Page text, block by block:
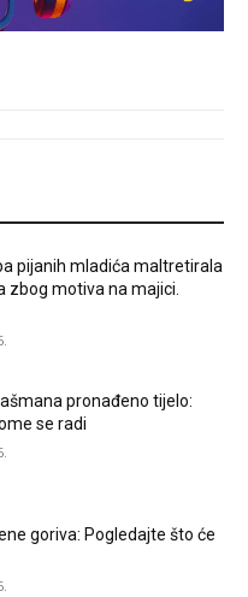
pijanih mladića maltretirala
zbog motiva na majici.
pronađeno tijelo:
se radi
goriva: Pogledajte što će